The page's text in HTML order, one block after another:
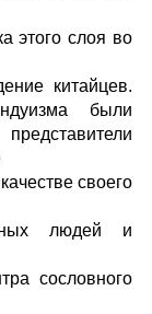
этого слоя во
китайцев.
были
своего
людей и
сословного